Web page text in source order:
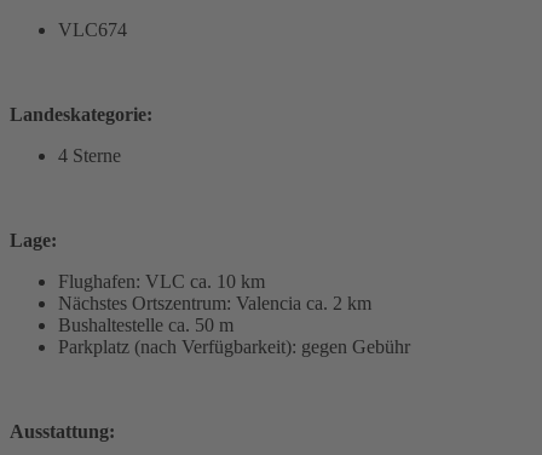
VLC674
Landeskategorie:
4 Sterne
Lage:
Flughafen: VLC ca. 10 km
Nächstes Ortszentrum: Valencia ca. 2 km
Bushaltestelle ca. 50 m
Parkplatz (nach Verfügbarkeit): gegen Gebühr
Ausstattung: